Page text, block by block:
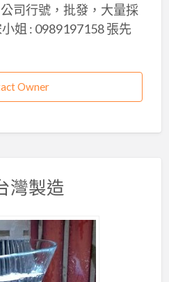
司行號，批發，大量採
姐 : 0989197158 張先
Owner
灣製造